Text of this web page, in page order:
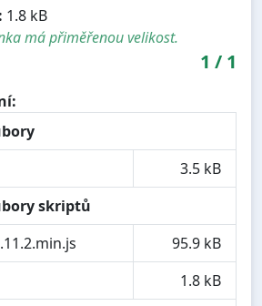
1.8 kB
má přiměřenou velikost.
1 / 1
3.5 kB
skriptů
95.9 kB
1.8 kB